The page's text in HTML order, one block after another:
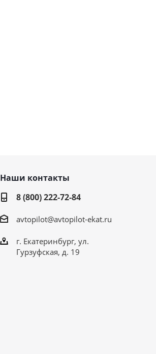
Наши контакты
8 (800) 222-72-84
avtopilot@avtopilot-ekat.ru
г. Екатеринбург, ул.
Гурзуфская, д. 19